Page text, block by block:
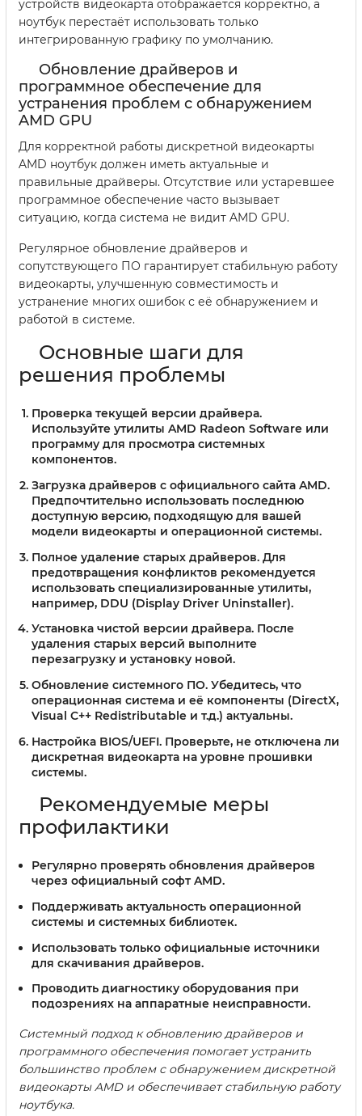
устройств видеокарта отображается корректно, а
ноутбук перестаёт использовать только
интегрированную графику по умолчанию.
Обновление драйверов и
программное обеспечение для
устранения проблем с обнаружением
AMD GPU
Для корректной работы дискретной видеокарты
AMD ноутбук должен иметь актуальные и
правильные драйверы. Отсутствие или устаревшее
программное обеспечение часто вызывает
ситуацию, когда система не видит AMD GPU.
Регулярное обновление драйверов и
сопутствующего ПО гарантирует стабильную работу
видеокарты, улучшенную совместимость и
устранение многих ошибок с её обнаружением и
работой в системе.
Основные шаги для
решения проблемы
Проверка текущей версии драйвера.
Используйте утилиты AMD Radeon Software или
программу для просмотра системных
компонентов.
Загрузка драйверов с официального сайта AMD.
Предпочтительно использовать последнюю
доступную версию, подходящую для вашей
модели видеокарты и операционной системы.
Полное удаление старых драйверов. Для
предотвращения конфликтов рекомендуется
использовать специализированные утилиты,
например, DDU (Display Driver Uninstaller).
Установка чистой версии драйвера. После
удаления старых версий выполните
перезагрузку и установку новой.
Обновление системного ПО. Убедитесь, что
операционная система и её компоненты (DirectX,
Visual C++ Redistributable и т.д.) актуальны.
Настройка BIOS/UEFI. Проверьте, не отключена ли
дискретная видеокарта на уровне прошивки
системы.
Рекомендуемые меры
профилактики
Регулярно проверять обновления драйверов
через официальный софт AMD.
Поддерживать актуальность операционной
системы и системных библиотек.
Использовать только официальные источники
для скачивания драйверов.
Проводить диагностику оборудования при
подозрениях на аппаратные неисправности.
Системный подход к обновлению драйверов и
программного обеспечения помогает устранить
большинство проблем с обнаружением дискретной
видеокарты AMD и обеспечивает стабильную работу
ноутбука.